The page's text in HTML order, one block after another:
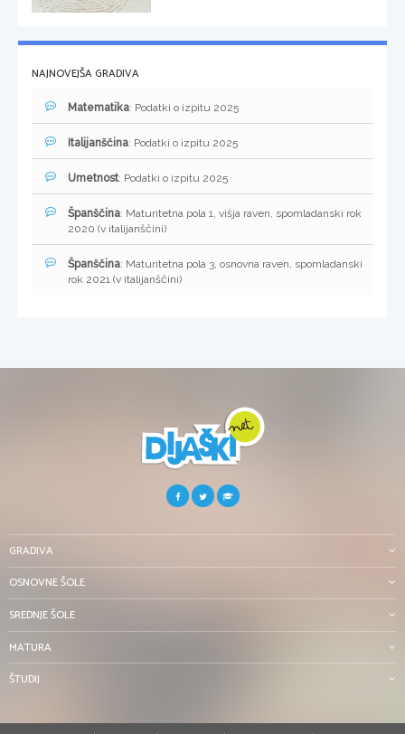
NAJNOVEJŠA GRADIVA
Matematika: Podatki o izpitu 2025
Italijanščina: Podatki o izpitu 2025
Umetnost: Podatki o izpitu 2025
Španščina: Maturitetna pola 1, višja raven, spomladanski rok
2020 (v italijanščini)
Španščina: Maturitetna pola 3, osnovna raven, spomladanski
rok 2021 (v italijanščini)
GRADIVA
OSNOVNE ŠOLE
SREDNJE ŠOLE
MATURA
ŠTUDIJ